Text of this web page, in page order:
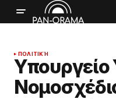
ΠΟΛΙΤΙΚΉ
Υπουργείο